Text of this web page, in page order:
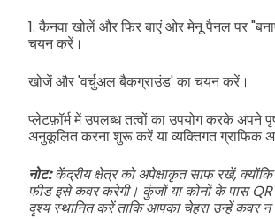
1. कैनवा खोलें और फिर बाएं ओर मेनू पैनल पर
चयन करें।
खोजें और 'वर्चुअल बैकग्राउंड' का चयन करें।
प्लेटफ़ॉर्म में उपलब्ध तत्वों का उपयोग करके अपने
अनुकूलित करना शुरू करें या व्यक्तिगत ग्राफिक
नोट:केंद्रीय क्षेत्र को अपेक्षाकृत साफ रखें,
फीड इसे कवर करेगी। कुंजों या कोनों के पास
दृश्य स्थानित करें ताकि आपका चेहरा उन्हें कवर